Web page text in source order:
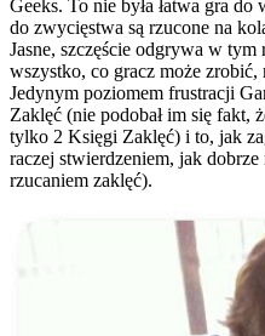
Geeks. To nie była łatwa gra
do zwycięstwa są rzucone na
Jasne, szczęście odgrywa w
wszystko, co gracz może zrobić,
Jedynym poziomem frustracji
Zaklęć (nie podobał im się fakt,
tylko 2 Księgi Zaklęć) i to, jak
raczej stwierdzeniem, jak
rzucaniem zaklęć).